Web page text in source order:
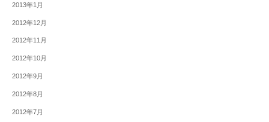
2013年1月
2012年12月
2012年11月
2012年10月
2012年9月
2012年8月
2012年7月